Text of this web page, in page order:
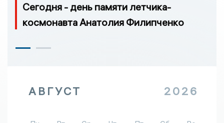
Сегодня - день памяти летчика-
космонавта Анатолия Филипченко
АВГУСТ 2026